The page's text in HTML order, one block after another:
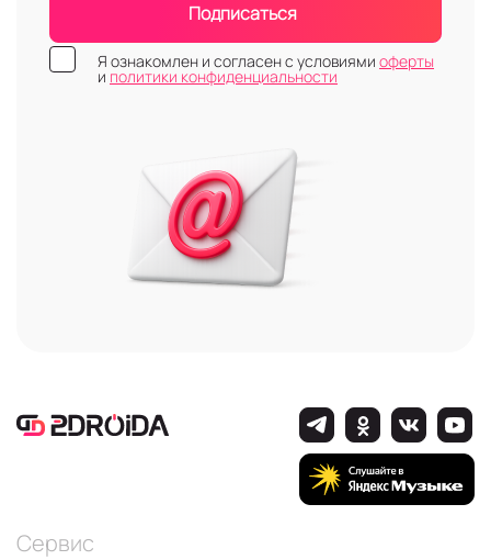
Подписаться
Я ознакомлен и согласен с условиями оферты
и политики конфиденциальности
Сервис